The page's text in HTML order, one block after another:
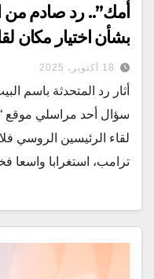
أمك”.. رد صادم من
بشأن اختيار مكان
18 أكتوبر، 2025
أثار رد المتحدثة باسم
لقاء الرئيسين الروسي
ترامب، استغرابا